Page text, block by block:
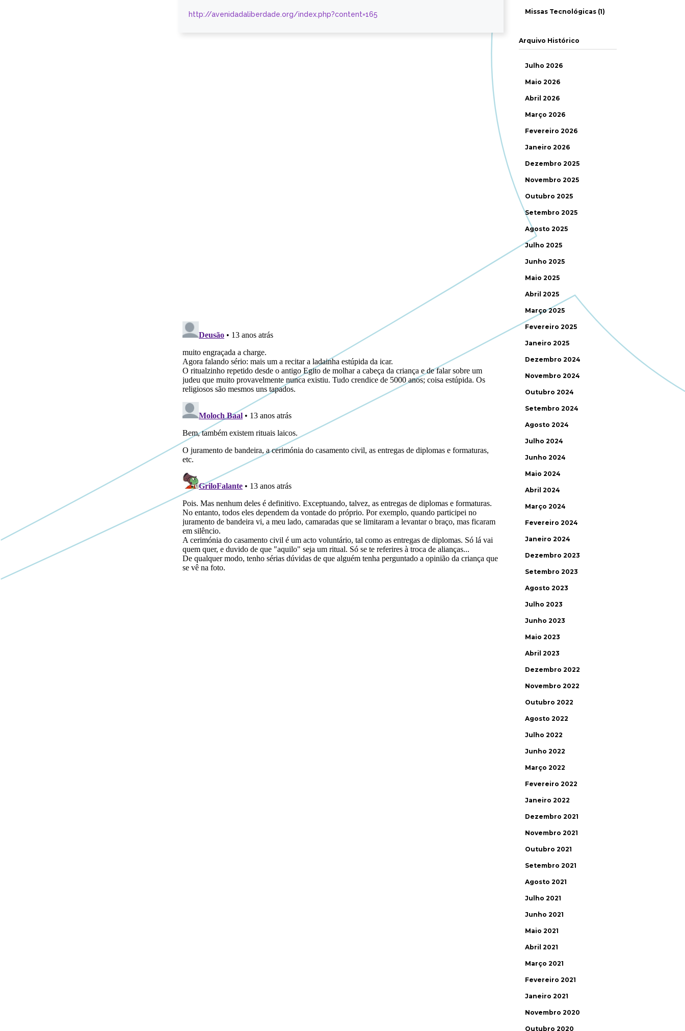
http://avenidadaliberdade.org/index.php?content=165 Missas Tecnológicas (1)
Arquivo Histórico
Julho 2026
Maio 2026
Abril 2026
Março 2026
Fevereiro 2026
Janeiro 2026
Dezembro 2025
Novembro 2025
Outubro 2025
Setembro 2025
Agosto 2025
Julho 2025
Junho 2025
Maio 2025
Abril 2025
Março 2025
Fevereiro 2025
Janeiro 2025
Dezembro 2024
Novembro 2024
Outubro 2024
Setembro 2024
Agosto 2024
Julho 2024
Junho 2024
Maio 2024
Abril 2024
Março 2024
Fevereiro 2024
Janeiro 2024
Dezembro 2023
Setembro 2023
Agosto 2023
Julho 2023
Junho 2023
Maio 2023
Abril 2023
Dezembro 2022
Novembro 2022
Outubro 2022
Agosto 2022
Julho 2022
Junho 2022
Março 2022
Fevereiro 2022
Janeiro 2022
Dezembro 2021
Novembro 2021
Outubro 2021
Setembro 2021
Agosto 2021
Julho 2021
Junho 2021
Maio 2021
Abril 2021
Março 2021
Fevereiro 2021
Janeiro 2021
Novembro 2020
Outubro 2020